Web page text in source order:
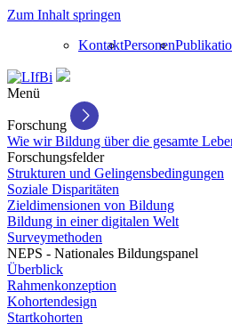
Zum Inhalt springen
KontaktPersonen
Menü
Forschung
Wie wir Bildung über die gesamte
Forschungsfelder
Strukturen und Gelingensbedingungen
Soziale Disparitäten
Zieldimensionen von Bildung
Bildung in einer digitalen Welt
Surveymethoden
NEPS - Nationales Bildungspanel
Überblick
Rahmenkonzeption
Kohortendesign
Startkohorten